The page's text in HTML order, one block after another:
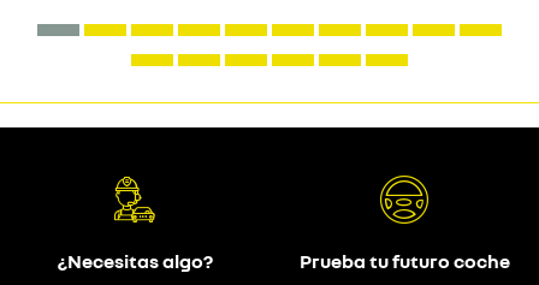
¿Necesitas algo?
Prueba tu futuro coche